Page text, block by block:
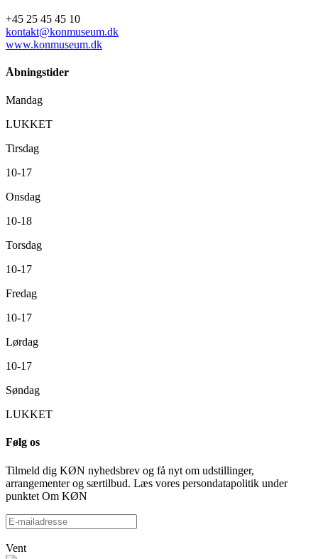
+45 25 45 45 10
kontakt@konmuseum.dk
www.konmuseum.dk
Åbningstider
Mandag
LUKKET
Tirsdag
10-17
Onsdag
10-18
Torsdag
10-17
Fredag
10-17
Lørdag
10-17
Søndag
LUKKET
Følg os
Tilmeld dig KØN nyhedsbrev og få nyt om udstillinger,
arrangementer og særtilbud. Læs vores persondatapolitik under
punktet Om KØN
Vent